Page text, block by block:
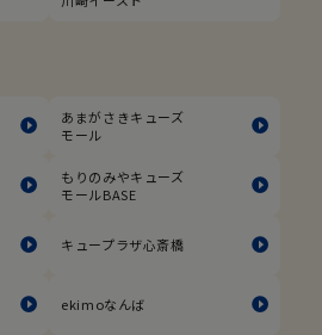
あまがさきキューズ
モール
もりのみやキューズ
モールBASE
キュープラザ心斎橋
ekimoなんば